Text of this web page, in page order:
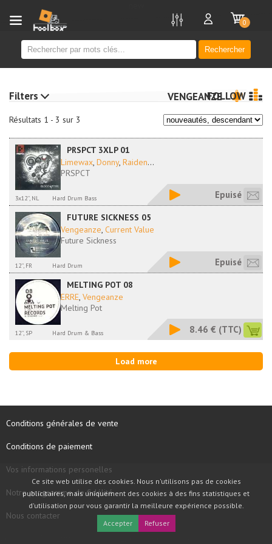
Rechercher
0
Résultats 1 - 3 sur 3
VENGEANZEFOLLOW
PRSPCT 3XLP 01
Limewax, Donny, Raiden...
PRSPCT
3x12'', NL Hard Drum Bass Epuisé
FUTURE SICKNESS 05
Vengeanze, Current Value
Future Sickness
12'', FR Hard Drum Epuisé
MELTING POT 08
ERRE, Vengeanze
Melting Pot
12'', SP Hard Drum & Bass 8.46 € (TTC)
Load more
Filters
Conditions générales de vente
Conditions de paiement
Vos informations personelles
Notre programme de fidélité
Nous contacter
Ce site web utilise des cookies. Nous n'utilisons pas de cookies
publicitaires, mais uniquement des cookies à des fins statistiques et
d'utilisation pour vous garantir la meilleure expérience possible.
Accepter
Refuser